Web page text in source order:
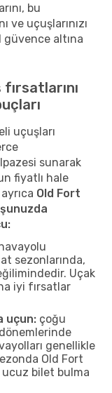
bu
ve uçuşlarınızı
güvence altına
uçuşları
sunarak
fiyatlı hale
Old Fort
sezonlarında,
Uçak
iyi fırsatlar
uçun: çoğu
genellikle
Old Fort
ucuz bilet bulma